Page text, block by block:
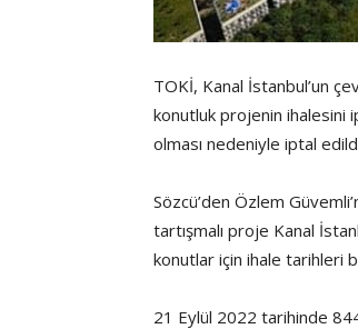
TOKİ, Kanal İstanbul’un
konutluk projenin ihalesini
olması nedeniyle iptal
Sözcü’den Özlem
tartışmalı proje Kanal
konutlar için ihale tarihleri
21 Eylül 2022 tarihinde